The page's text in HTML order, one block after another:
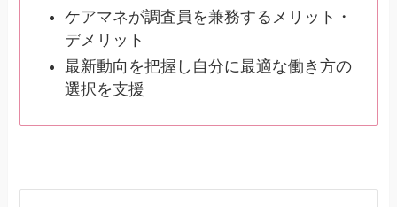
ケアマネが調査員を兼務するメリット・
デメリット
最新動向を把握し自分に最適な働き方の
選択を支援